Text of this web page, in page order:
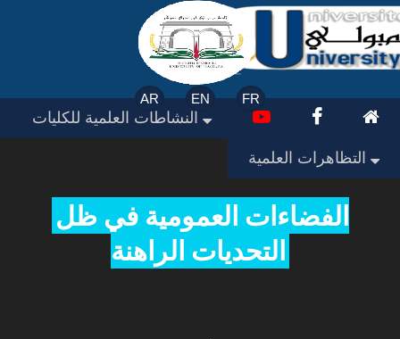
AR EN FR
الفضاءات العمومية في ظل
التحديات الراهنة